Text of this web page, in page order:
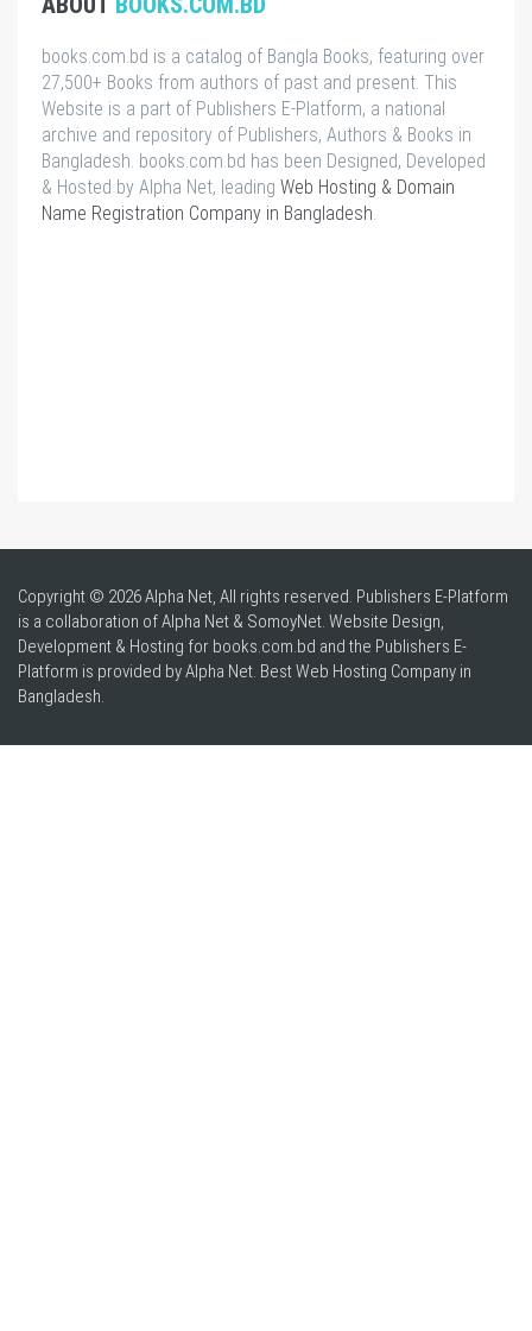
books.com.bd is a catalog of Bangla Books, featuring over
27,500+ Books from authors of past and present. This
Website is a part of Publishers E-Platform, a national
archive and repository of Publishers, Authors & Books in
Bangladesh. books.com.bd has been Designed, Developed
& Hosted by Alpha Net, leading Web Hosting & Domain
Name Registration Company in Bangladesh.
Copyright © 2026 Alpha Net, All rights reserved. Publishers E-Platform
is a collaboration of Alpha Net & SomoyNet. Website Design,
Development & Hosting for books.com.bd and the Publishers E-
Platform is provided by Alpha Net. BestWeb Hosting Company in
Bangladesh.